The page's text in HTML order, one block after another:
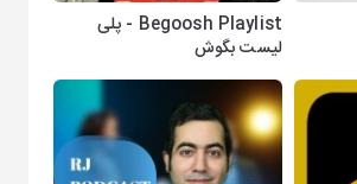
Begoosh Playlist - پلی
لیست بگوش